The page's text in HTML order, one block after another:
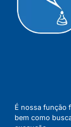
É nossa função
bem como